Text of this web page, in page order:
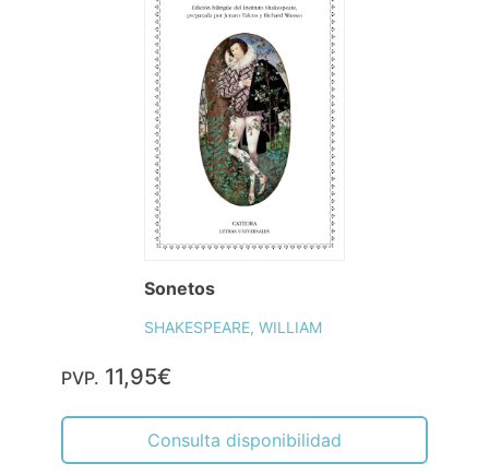
Sonetos
SHAKESPEARE, WILLIAM
PVP. 11,95€
Consulta disponibilidad